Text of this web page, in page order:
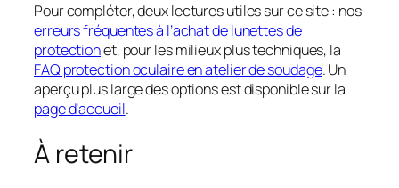
Pour compléter, deux lectures utiles sur ce site : nos
erreurs fréquentes à l’achat de lunettes de
protectionet, pour les milieux plus techniques, la
FAQ protection oculaire en atelier de soudage. Un
aperçu plus large des options est disponible sur la
page d’accueil.
À retenir